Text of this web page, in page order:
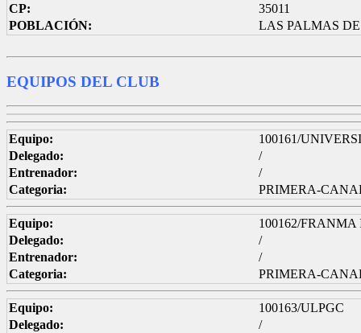
CP:
35011
POBLACIÓN:
LAS PALMAS
EQUIPOS DEL CLUB
Equipo:
100161/
Delegado:
/
Entrenador:
/
Categoria:
PRIMERA-
Equipo:
100162/
Delegado:
/
Entrenador:
/
Categoria:
PRIMERA-
Equipo:
100163/ULPGC
Delegado:
/